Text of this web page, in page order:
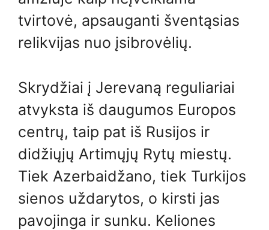
tvirtovė, apsauganti šventąsias
relikvijas nuo įsibrovėlių.
Skrydžiai į Jerevaną reguliariai
atvyksta iš daugumos Europos
centrų, taip pat iš Rusijos ir
didžiųjų Artimųjų Rytų miestų.
Tiek Azerbaidžano, tiek Turkijos
sienos uždarytos, o kirsti jas
pavojinga ir sunku. Keliones